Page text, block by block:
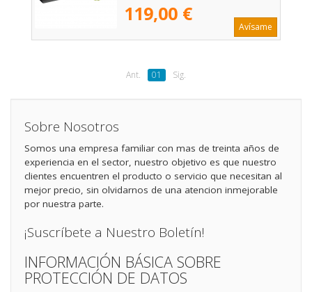
119,00 €
Avísame
Ant. 01 Sig.
Sobre Nosotros
Somos una empresa familiar con mas de treinta años de
experiencia en el sector, nuestro objetivo es que nuestro
clientes encuentren el producto o servicio que necesitan al
mejor precio, sin olvidarnos de una atencion inmejorable
por nuestra parte.
¡Suscríbete a Nuestro Boletín!
INFORMACIÓN BÁSICA SOBRE
PROTECCIÓN DE DATOS